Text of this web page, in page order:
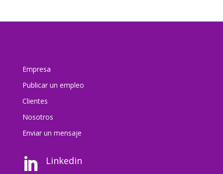
Empresa
Publicar un empleo
Clientes
Nosotros
Enviar un mensaje
 Linkedin